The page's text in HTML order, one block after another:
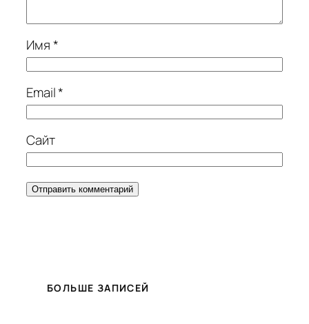
Имя*
Email*
Сайт
БОЛЬШЕ ЗАПИСЕЙ